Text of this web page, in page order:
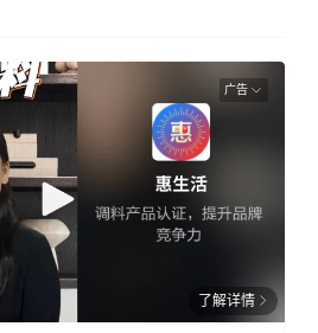
广告
了解详情